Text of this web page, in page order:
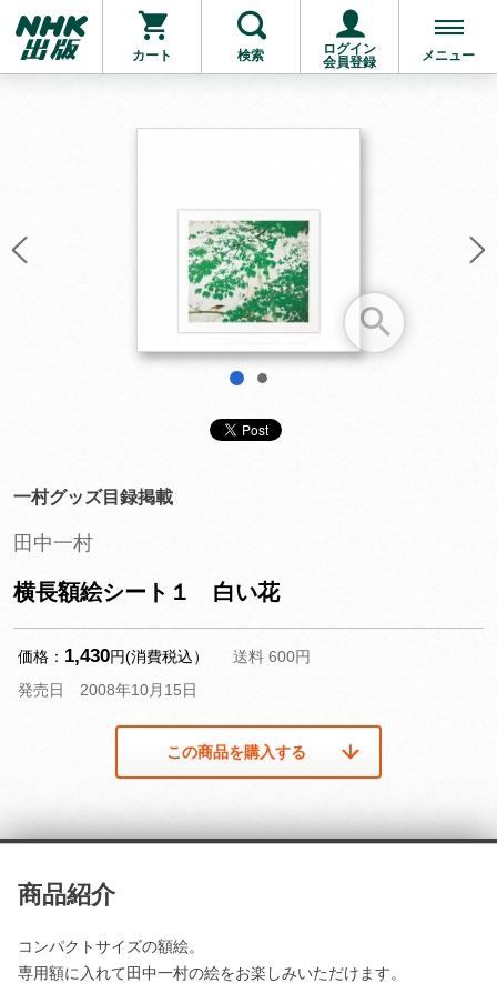
カート 検索
ログイン
会員登録
メニュー
お支払いに進む
他にも商品を買う
1
一村グッズ目録掲載
田中一村
横長額絵シート１ 白い花
価格： 1,430円(消費税込）
送料 600円
発売日 2008年10月15日
この商品を購入する
商品紹介
コンパクトサイズの額絵。
専用額に入れて田中一村の絵をお楽しみいただけます。